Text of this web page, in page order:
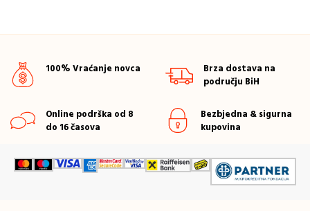
100% Vraćanje novca
Brza dostava na
području BiH
Online podrška od 8
do 16 časova
Bezbjedna & sigurna
kupovina